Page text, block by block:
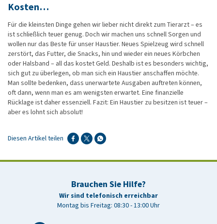
Kosten…
Für die kleinsten Dinge gehen wir lieber nicht direkt zum Tierarzt – es
ist schließlich teuer genug. Doch wir machen uns schnell Sorgen und
wollen nur das Beste für unser Haustier. Neues Spielzeug wird schnell
zerstört, das Futter, die Snacks, hin und wieder ein neues Körbchen
oder Halsband – all das kostet Geld. Deshalb ist es besonders wichtig,
sich gut zu überlegen, ob man sich ein Haustier anschaffen möchte.
Man sollte bedenken, dass unerwartete Ausgaben auftreten können,
oft dann, wenn man es am wenigsten erwartet. Eine finanzielle
Rücklage ist daher essenziell. Fazit: Ein Haustier zu besitzen ist teuer –
aber es lohnt sich absolut!
Diesen Artikel teilen
Brauchen Sie Hilfe?
Wir sind telefonisch erreichbar
Montag bis Freitag: 08:30 - 13:00 Uhr